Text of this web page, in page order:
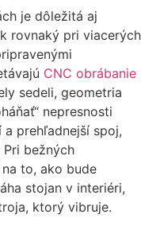
je dôležitá aj
rovnaký pri viacerých
CNC obrábanie
sedeli, geometria
nepresnosti
prehľadnejší spoj,
bežných
to, ako bude
stojan v interiéri,
ktorý vibruje.